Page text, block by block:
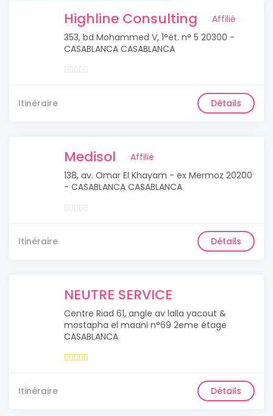
Highline Consulting
Affilié
353, bd Mohammed V, 1°ét. n° 5 20300 -
CASABLANCA CASABLANCA
Itinéraire Détails
Medisol
Affilié
138, av. Omar El Khayam - ex Mermoz 20200
- CASABLANCA CASABLANCA
Itinéraire Détails
NEUTRE SERVICE
Centre Riad 61, angle av lalla yacout &
mostapha el maani n°69 2eme étage
CASABLANCA
Itinéraire Détails